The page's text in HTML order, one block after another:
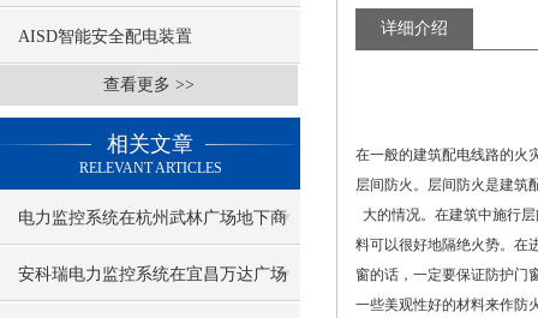
AISD智能安全配电装置
查看更多 >>
相关文章
RELEVANT ARTICLES
电力监控系统在杭州武林广场地下商
城的应用
安科瑞电力监控系统在宜昌万达广场
详细介绍
在一般的建筑配电线路的火
层间防火。层间防火是建筑
大的情况。在建筑中施行
料可以很好地隔绝火势。在
窗的话，一定要保证防护门
一些美观性好的材料来作防